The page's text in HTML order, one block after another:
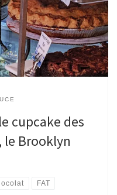
cupcake des
Brooklyn
FAT